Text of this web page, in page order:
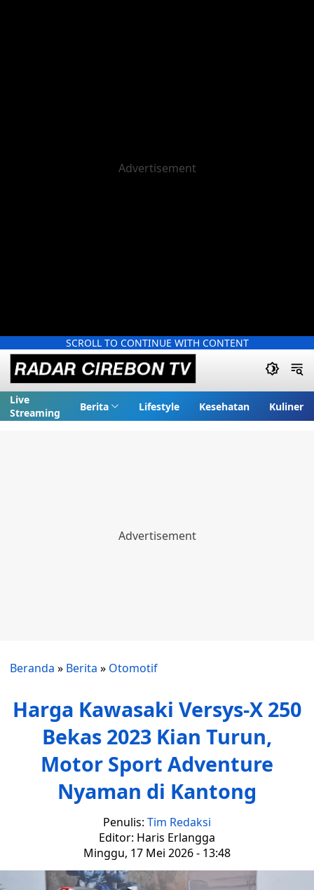
SCROLL TO CONTINUE WITH CONTENT
Live
Streaming
Berita Lifestyle Kesehatan Kuliner
Beranda » Berita » Otomotif
Harga Kawasaki Versys-X 250
Bekas 2023 Kian Turun,
Motor Sport Adventure
Nyaman di Kantong
Penulis: Tim Redaksi
Editor: Haris Erlangga
Minggu, 17 Mei 2026 - 13:48